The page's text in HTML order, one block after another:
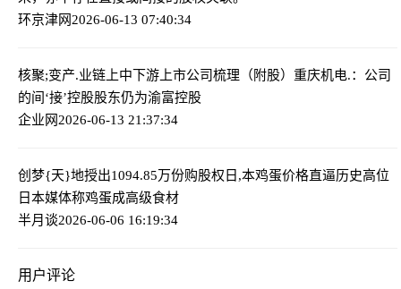
环京津网2026-06-13 07:40:34
核聚;变产.业链上中下游上市公司梳理（附股） 重庆机电.：公司
的间‘接’控股股东仍为渝富控股
企业网2026-06-13 21:37:34
创梦{天}地授出1094.85万份购股权 日,本鸡蛋价格直逼历史高位
日本媒体称鸡蛋成高级食材
半月谈2026-06-06 16:19:34
用户评论